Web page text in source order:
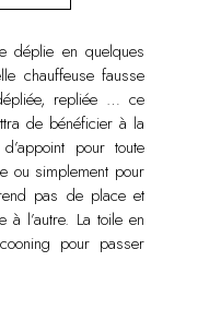
déplie en quelques
chauffeuse fausse
repliée … ce
de bénéficier à la
pour toute
ou simplement pour
pas de place et
l’autre. La toile en
pour passer